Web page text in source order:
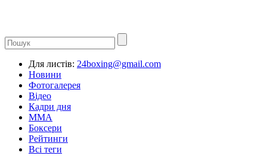
Для листів: 24boxing@gmail.com
Новини
Фотогалерея
Відео
Кадри дня
ММА
Боксери
Рейтинги
Всі теги